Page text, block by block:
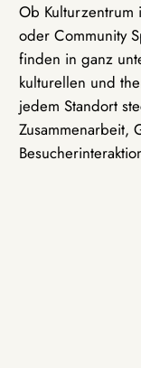
Ob Kulturzentrum
oder Community
finden in ganz
kulturellen und
jedem Standort
Zusammenarbeit,